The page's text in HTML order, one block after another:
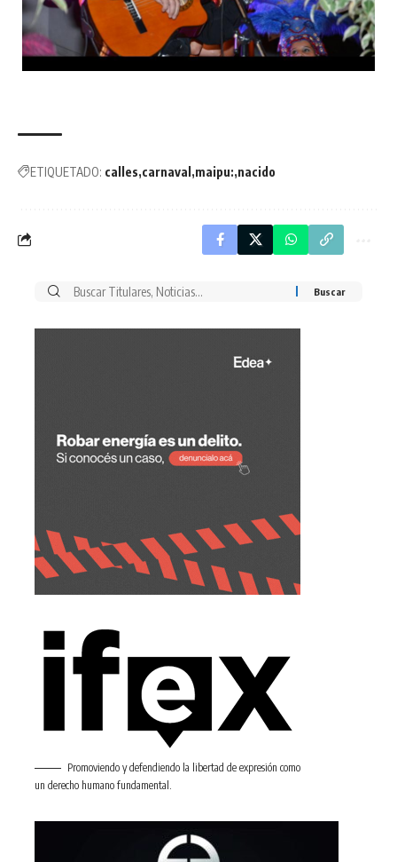
ETIQUETADO: calles carnaval maipu: nacido
Buscar
Promoviendo y defendiendo la libertad de expresión como
un derecho humano fundamental.